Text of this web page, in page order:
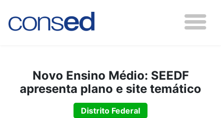
Novo Ensino Médio: SEEDF
apresenta plano e site temático
Distrito Federal